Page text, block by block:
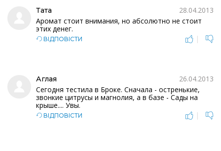
Тата
28.04.2013
Аромат стоит внимания, но абсолютно не стоит
этих денег.
ВІДПОВІСТИ |
Аглая
26.04.2013
Сегодня тестила в Броке. Сначала - остренькие,
звонкие цитрусы и магнолия, а в базе - Сады на
крыше.... Увы.
ВІДПОВІСТИ |